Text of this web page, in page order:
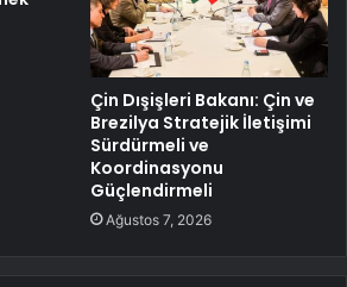
Çin Dışişleri Bakanı: Çin ve
Brezilya Stratejik İletişimi
Sürdürmeli ve
Koordinasyonu
Güçlendirmeli
Ağustos 7, 2026